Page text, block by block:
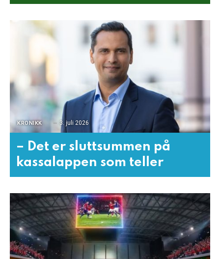
KRONIKK 3. juli 2026
– Det er sluttsummen på
kassalappen som teller